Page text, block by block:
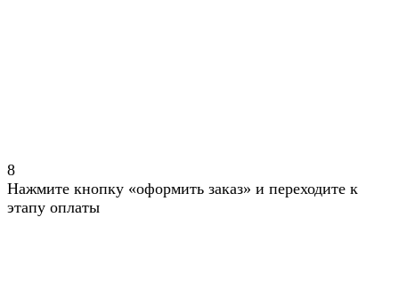
8
Нажмите кнопку «оформить заказ» и переходите к
этапу оплаты